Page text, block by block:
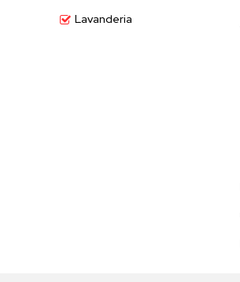
Lavanderia